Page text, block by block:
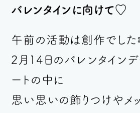
バレンタインに向けて♡
午前の活動は創作でした
2月14日 のバレンタイン
ートの中に
思い思いの飾りつけやメ